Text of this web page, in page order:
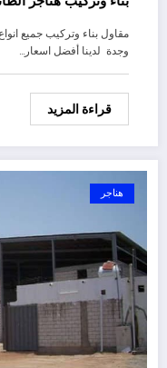
مقاول بناء وتركيب جميع
وجدة لدينا أفضل اسعار…
قراءة المزيد
هناجر